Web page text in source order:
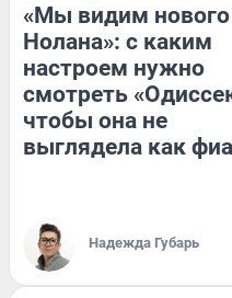
«Мы видим нового
Нолана»: с каким
настроем нужно
смотреть
чтобы она не
выглядела как
Надежда Губарь